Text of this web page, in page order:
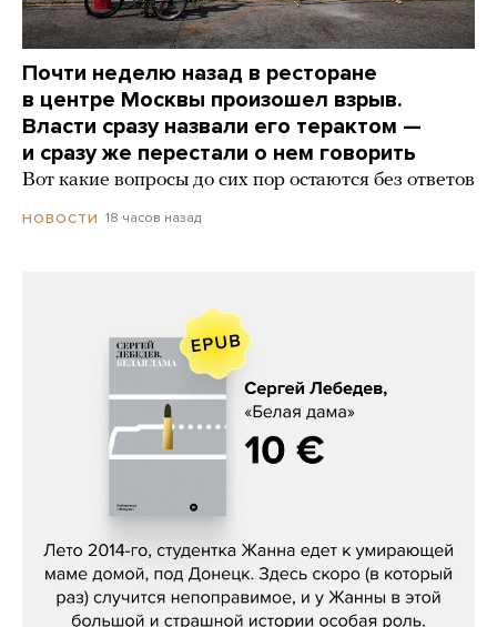
Почти неделю назад в ресторане
в центре Москвы произошел взрыв.
Власти сразу назвали его терактом —
и сразу же перестали о нем говорить
Вот какие вопросы до сих пор остаются без ответов
НОВОСТИ 18 часов назад
Сергей Лебедев, «Белая дама»